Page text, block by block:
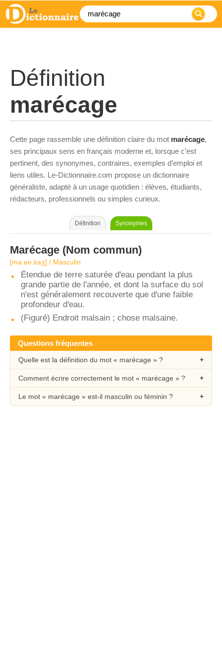
Définition
marécage
Cette page rassemble une définition claire du mot marécage,
ses principaux sens en français moderne et, lorsque c’est
pertinent, des synonymes, contraires, exemples d’emploi et
liens utiles. Le-Dictionnaire.com propose un dictionnaire
généraliste, adapté à un usage quotidien : élèves, étudiants,
rédacteurs, professionnels ou simples curieux.
Définition Synonymes
Marécage (Nom commun)
[ma.ʁe.kaʒ] / Masculin
Étendue de terre saturée d'eau pendant la plus
grande partie de l'année, et dont la surface du sol
n'est généralement recouverte que d'une faible
profondeur d'eau.
(Figuré) Endroit malsain ; chose malsaine.
Questions fréquentes
Quelle est la définition du mot « marécage » ?
Comment écrire correctement le mot « marécage » ?
Le mot « marécage » est-il masculin ou féminin ?